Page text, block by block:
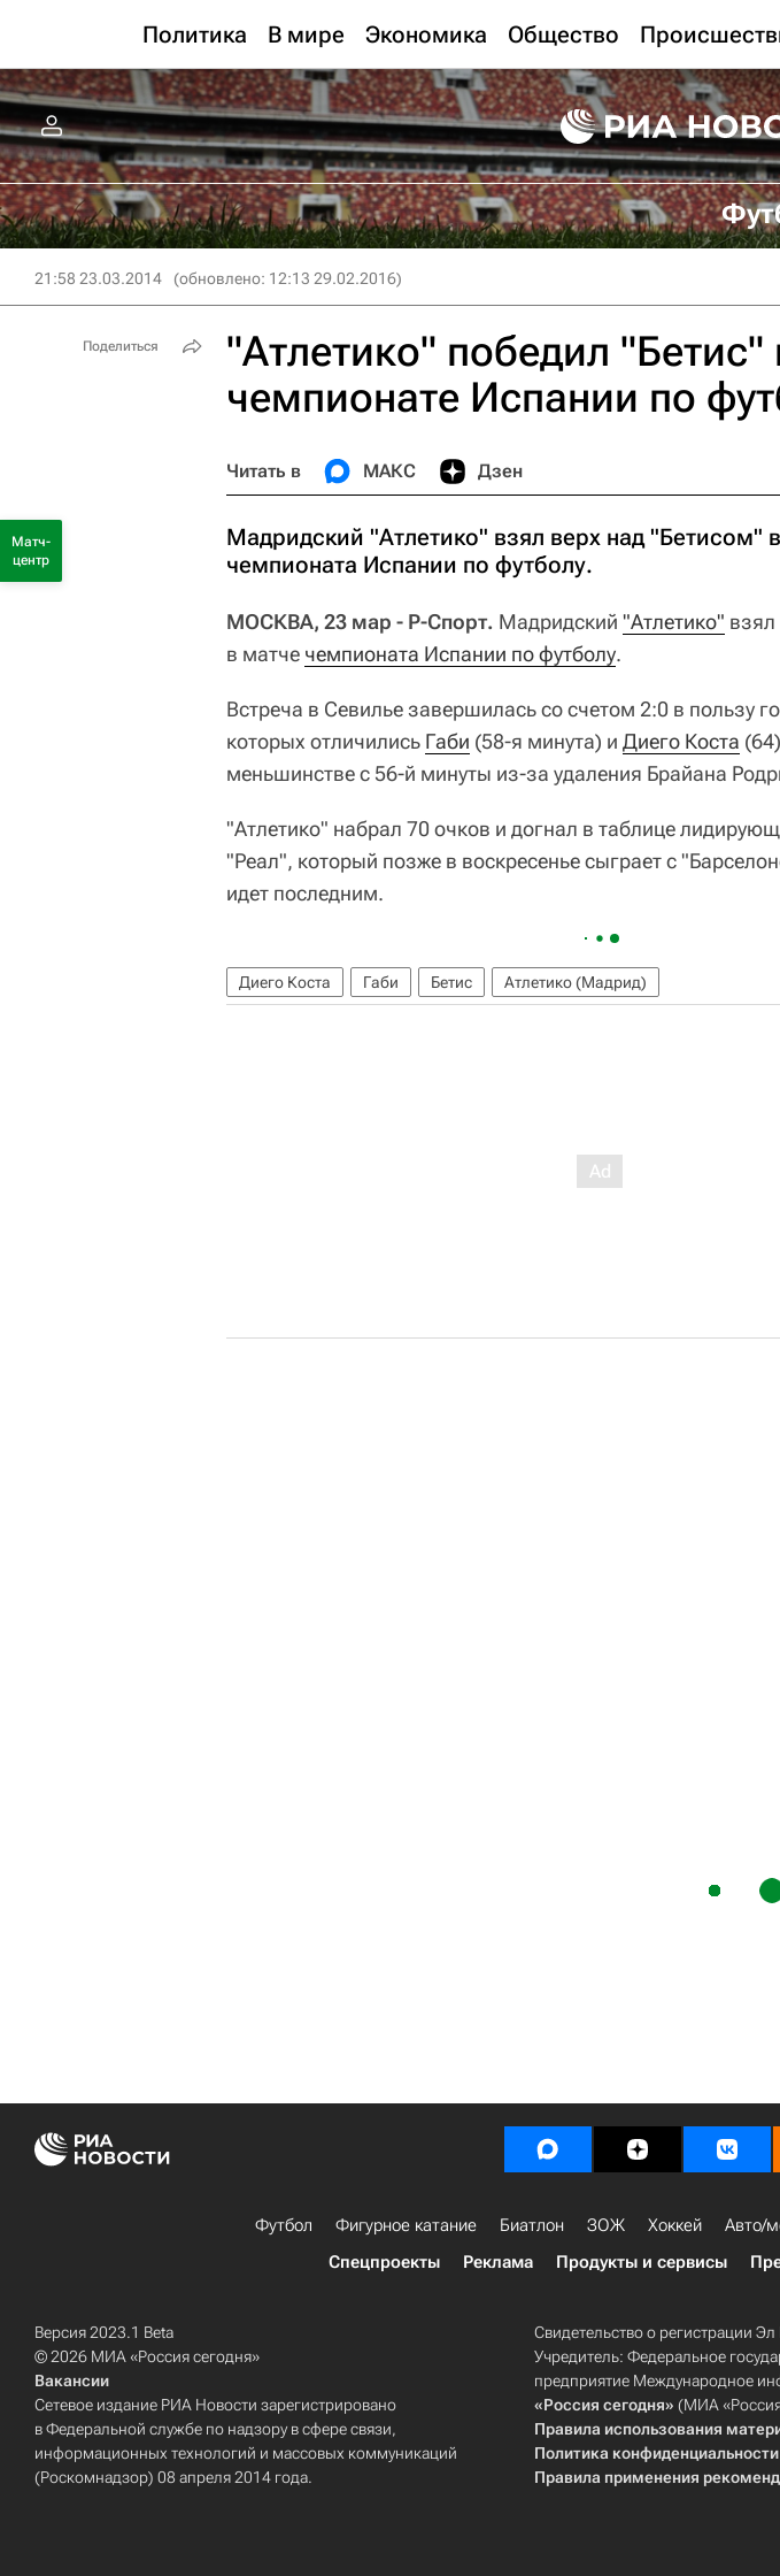
Политика В мире Экономика Общество
21:58 23.03.2014 (обновлено: 12:13 29.02.2016)
"Атлетико" победил "Бетис"
чемпионате Испании по
Читать в МАКС Дзен
Мадридский "Атлетико" взял верх над "Бетисом"
чемпионата Испании по футболу.
МОСКВА, 23 мар - Р-Спорт. Мадридский "Атлетико" взял
в матче чемпионата Испании по футболу.
Встреча в Севилье завершилась со счетом 2:0 в пользу
которых отличились Габи (58-я минута) и Диего Коста
меньшинстве с 56-й минуты из-за удаления Брайана
"Атлетико" набрал 70 очков и догнал в таблице
"Реал", который позже в воскресенье сыграет с
идет последним.
Диего Коста Габи Бетис Атлетико (Мадрид)
Поделиться
Матч-
центр
Футбол Фигурное катание Биатлон ЗОЖ Хоккей Авто/
Спецпроекты
Реклама Продукты и сервисы
Версия 2023.1 Beta
© 2026 МИА «Россия сегодня»
Вакансии
Сетевое издание РИА Новости зарегистрировано
в Федеральной службе по надзору в сфере связи,
информационных технологий и массовых коммуникаций
(Роскомнадзор) 08 апреля 2014 года.
Свидетельство о регистрации
Учредитель: Федеральное
предприятие Международное
«Россия сегодня» (МИА
Правила использования
Политика конфиденциальности
Правила применения